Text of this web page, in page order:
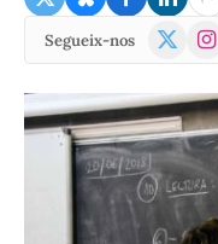
Segueix-nos
X